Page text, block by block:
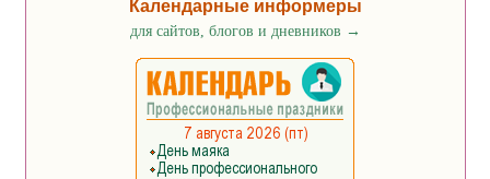
Календарные информеры
для сайтов, блогов и дневников →